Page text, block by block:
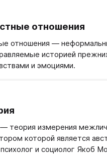
и
несколько типов
и желаний людей.
отношения
отношения —
историей
и эмоциями.
теория измерения
которой является
и социолог Якоб